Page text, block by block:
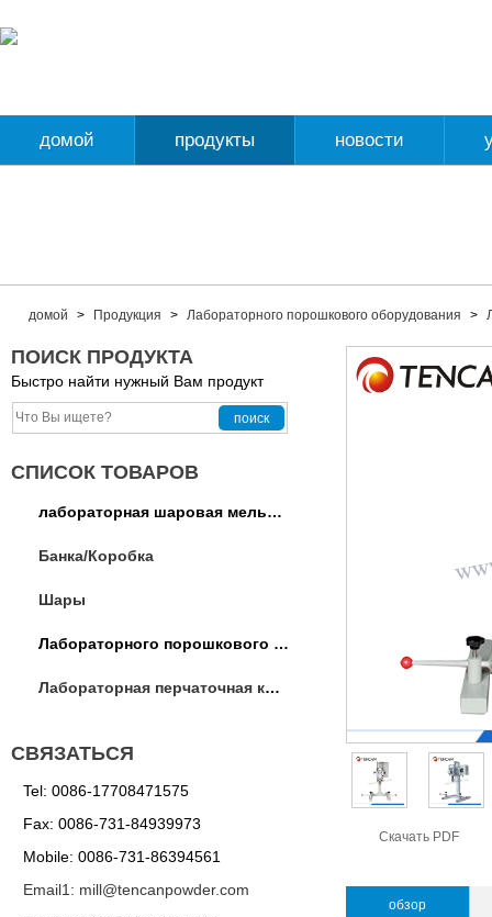
домой продукты новости
домой > Продукция > Лабораторного порошкового оборудования >
ПОИСК ПРОДУКТА
Быстро найти нужный Вам продукт
СПИСОК ТОВАРОВ
лабораторная шаровая мельница
Банка/Коробка
Шары
Лабораторного порошкового оборудования
Лабораторная перчаточная коробка / операции коробка
СВЯЗАТЬСЯ
Tel: 0086-17708471575
Fax: 0086-731-84939973
Mobile: 0086-731-86394561
Email1: mill@tencanpowder.com
Скачать PDF
обзор